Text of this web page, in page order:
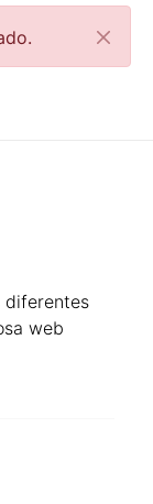
diferentes
web